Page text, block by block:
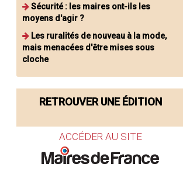
Sécurité : les maires ont-ils les
moyens d'agir ?
Les ruralités de nouveau à la mode,
mais menacées d'être mises sous
cloche
RETROUVER UNE ÉDITION
ACCÉDER AU SITE